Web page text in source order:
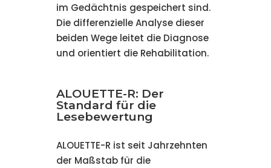
im Gedächtnis gespeichert sind.
Die differenzielle Analyse dieser
beiden Wege leitet die Diagnose
und orientiert die Rehabilitation.
ALOUETTE-R: Der
Standard für die
Lesebewertung
ALOUETTE-R ist seit Jahrzehnten
der Maßstab für die